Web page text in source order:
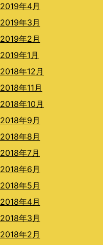
2019年4月
2019年3月
2019年2月
2019年1月
2018年12月
2018年11月
2018年10月
2018年9月
2018年8月
2018年7月
2018年6月
2018年5月
2018年4月
2018年3月
2018年2月